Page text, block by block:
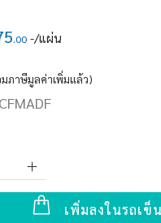
.00 /แผ่น
มภาษีมูลค่าเพิ่มแล้ว)
เพิ่มลงในรถเข็น